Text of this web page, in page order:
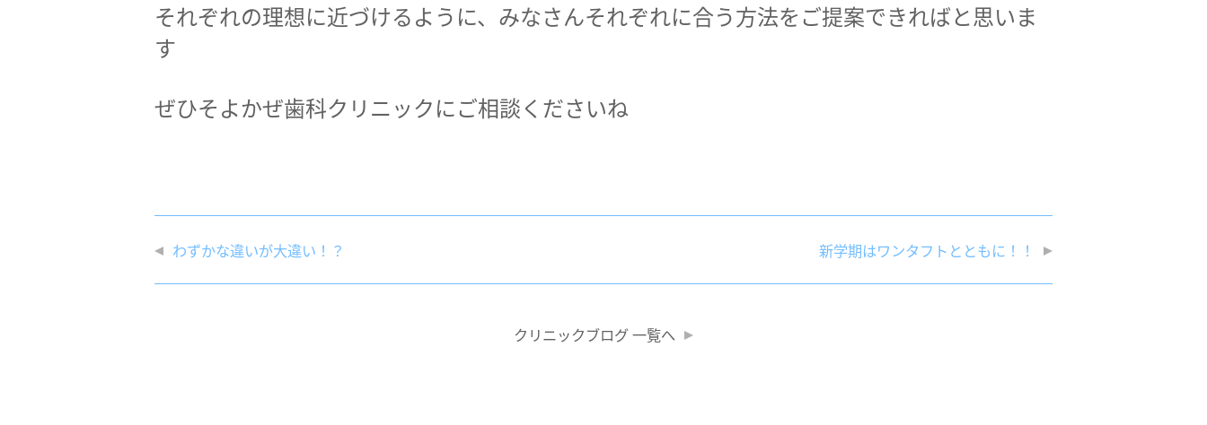
それぞれの理想に近づけるように、みなさんそれぞれに合う方法をご提案できればと思いま
す
ぜひそよかぜ歯科クリニックにご相談くださいね
わずかな違いが大違い！？ 新学期はワンタフトとともに！！
クリニックブログ 一覧へ